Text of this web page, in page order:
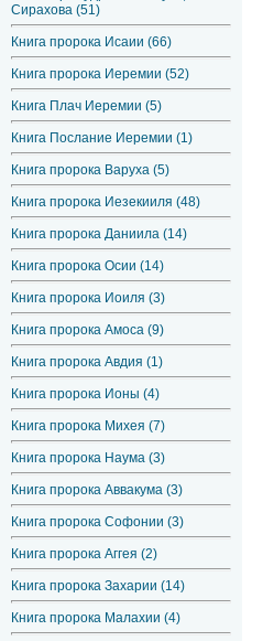
Сирахова (51)
Книга пророка Исаии (66)
Книга пророка Иеремии (52)
Книга Плач Иеремии (5)
Книга Послание Иеремии (1)
Книга пророка Варуха (5)
Книга пророка Иезекииля (48)
Книга пророка Даниила (14)
Книга пророка Осии (14)
Книга пророка Иоиля (3)
Книга пророка Амоса (9)
Книга пророка Авдия (1)
Книга пророка Ионы (4)
Книга пророка Михея (7)
Книга пророка Наума (3)
Книга пророка Аввакума (3)
Книга пророка Софонии (3)
Книга пророка Аггея (2)
Книга пророка Захарии (14)
Книга пророка Малахии (4)